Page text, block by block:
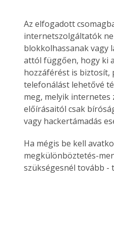
Az elfogadott
internetszolgáltatók
blokkolhassanak vagy
attól függően, hogy ki
hozzáférést is biztosít,
telefonálást lehetővé
meg, melyik internetes
előírásaitól csak
vagy hackertámadás
Ha mégis be kell
megkülönböztetés-
szükségesnél tovább -